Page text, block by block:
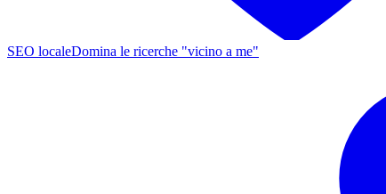
SEO localeDomina le ricerche "vicino a me"